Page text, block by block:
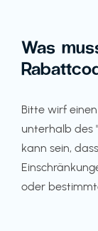
Was
Bitte wirf
unterhalb des
kann sein,
oder